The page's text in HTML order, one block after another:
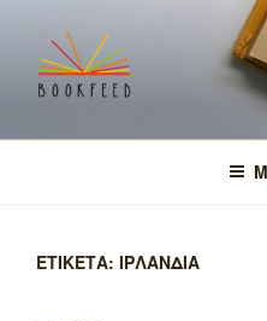
περιεχόμενο
BOOKFEED
μοιραζόμαστε την αγάπη
ΕΤΙΚΕΤΑ: ΙΡΛΑΝΔΙΑ